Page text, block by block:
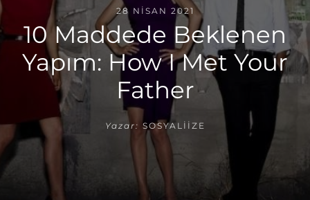
28 NISAN 2021
10 Maddede Beklenen
Yapım: How I Met Your
Father
Yazar: SOSYALIIZE